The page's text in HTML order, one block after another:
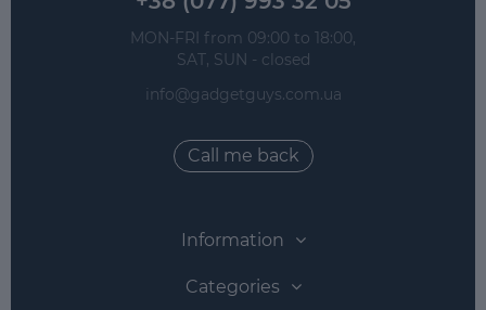
MON-FRI from 09:00 to 18:00,
SAT, SUN - closed
info@gadgetguys.com.ua
Call me back
Information
Categories